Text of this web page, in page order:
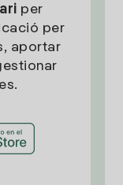
per
per
aportar